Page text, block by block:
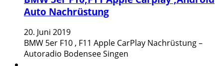
Auto Nachrüstung
20. Juni 2019
BMW 5er F10 , F11 Apple CarPlay Nachrüstung –
Autoradio Bodensee Singen